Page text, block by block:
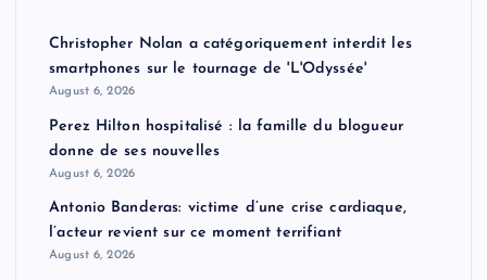
t
a
Christopher Nolan a catégoriquement interdit les
smartphones sur le tournage de 'L'Odyssée'
August 6, 2026
Perez Hilton hospitalisé : la famille du blogueur
donne de ses nouvelles
August 6, 2026
Antonio Banderas: victime d’une crise cardiaque,
l’acteur revient sur ce moment terrifiant
August 6, 2026